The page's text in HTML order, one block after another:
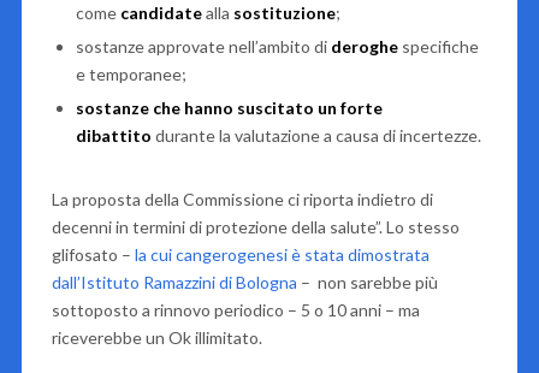
come candidatealla sostituzione;
sostanze approvate nell’ambito di deroghespecifiche
e temporanee;
sostanze che hanno suscitato un forte
dibattito durante la valutazione a causa di incertezze.
La proposta della Commissione ci riporta indietro di
decenni in termini di protezione della salute”. Lo stesso
glifosato – la cui cangerogenesi è stata dimostrata
dall’Istituto Ramazzini di Bologna – non sarebbe più
sottoposto a rinnovo periodico – 5 o 10 anni – ma
riceverebbe un Ok illimitato.